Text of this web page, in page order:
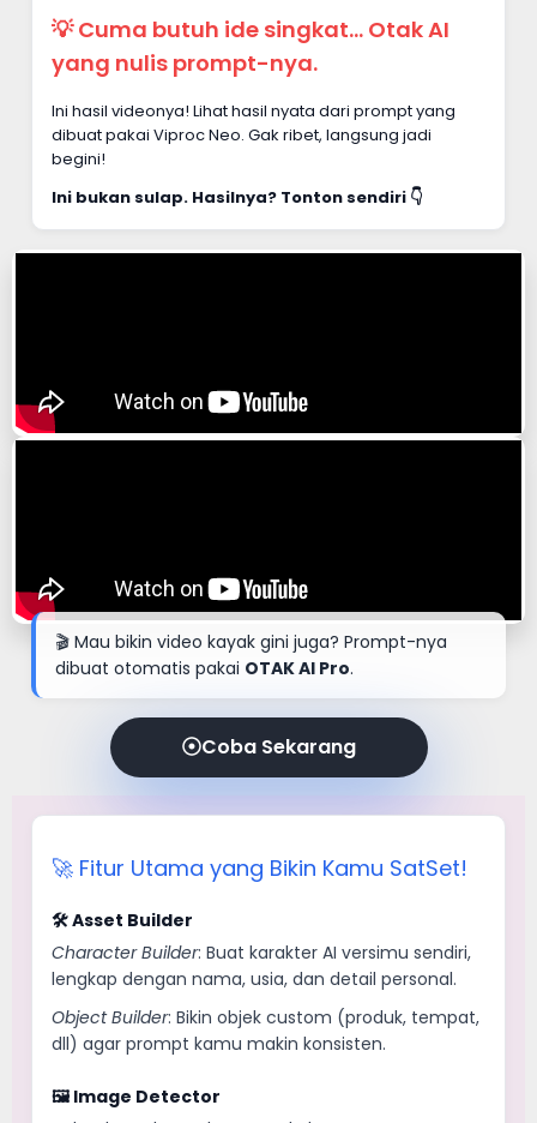
💡 Cuma butuh ide singkat… Otak AI
yang nulis prompt-nya.
Ini hasil videonya! Lihat hasil nyata dari prompt yang
dibuat pakai Viproc Neo. Gak ribet, langsung jadi
begini!
Ini bukan sulap. Hasilnya? Tonton sendiri 👇
🎬 Mau bikin video kayak gini juga? Prompt-nya
dibuat otomatis pakai OTAK AI Pro.
Coba Sekarang
🚀 Fitur Utama yang Bikin Kamu SatSet!
🛠 Asset Builder
Character Builder: Buat karakter AI versimu sendiri,
lengkap dengan nama, usia, dan detail personal.
Object Builder: Bikin objek custom (produk, tempat,
dll) agar prompt kamu makin konsisten.
🖼 Image Detector